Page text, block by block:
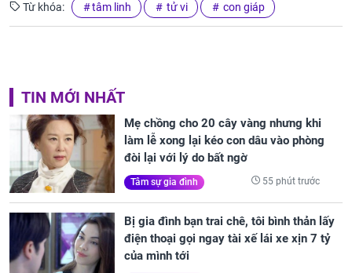
Từ khóa: tâm linh tử vi con giáp
TIN MỚI NHẤT
Mẹ chồng cho 20 cây vàng nhưng khi
làm lễ xong lại kéo con dâu vào phòng
đòi lại với lý do bất ngờ
Tâm sự gia đình 55 phút trước
Bị gia đình bạn trai chê, tôi bình thản lấy
điện thoại gọi ngay tài xế lái xe xịn 7 tỷ
của mình tới